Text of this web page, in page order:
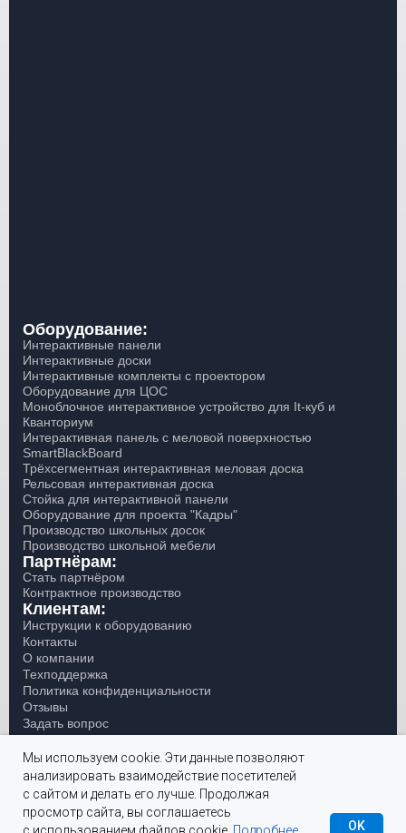
Заказать звонок Каталог
Мы используем cookie. Эти данные позволяют
анализировать взаимодействие посетителей
с сайтом и делать его лучше. Продолжая
просмотр сайта, вы соглашаетесь
OK
Оборудование:
Интерактивные панели
Интерактивные доски
Интерактивные комплекты с проектором
Оборудование для ЦОС
Моноблочное интерактивное устройство для It-куб и
Кванториум
Интерактивная панель с меловой поверхностью
SmartBlackBoard
Трёхсегментная интерактивная меловая доска
Рельсовая интерактивная доска
Стойка для интерактивной панели
Оборудование для проекта "Кадры"
Производство школьных досок
Производство школьной мебели
Партнёрам:
Стать партнёром
Контрактное производство
Клиентам:
Инструкции к оборудованию
Контакты
О компании
Техподдержка
Политика конфиденциальности
Отзывы
Задать вопрос
Написать руководителю
ООО "Скило" ИНН 0269040970 ОГРН
1200200038895
© 2019 - 2026 Skilo.ru